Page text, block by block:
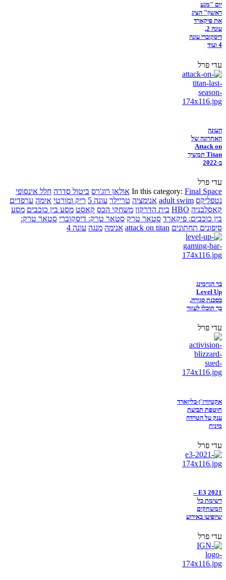
יום "מגע
ראשון" הציג
את פיקארד
עונה 2,
דיסקוברי עונה
4 ועוד
עדי פרל
העונה
האחרונה של
Attack on
Titan תמשיך
ב-2022
עדי פרל
In this category: Final Space אולאן רוג'רס ביטול סדרה חלל אינסופי
נטפליקס adult swim אנימציה טריילר עונה 5 ריק ומורטי אימה ערפדים
קאסלבניה HBO בית הדרקון משחקי הכס קאסט מסע בין כוכבים מסע
בין כוכבים: פיקארד סטאר טרק סטאר טרק: דיסקוברי סטאר טרק:
סיפונים תחתונים attack on titan אנימה מנגה עונה 4
בר הגיימינג
Level Up
בסכנת סגירה,
כך תוכלו לעזור
עדי פרל
אקטיוויז'ן-בליזארד
חוטפת תביעת
ענק על הטרדה
מינית
עדי פרל
E3 2021 –
רשימת כל
המשחקים
שיופיעו באירוע
עדי פרל